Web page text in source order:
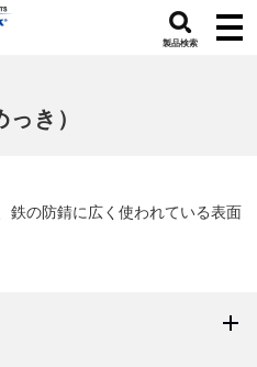
製品検索
き）
鉄の防錆に広く使われている表面